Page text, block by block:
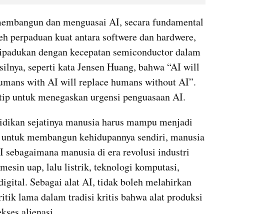
dan menguasai AI, secara fundamental
perpaduan kuat antara softwere dan hardwere,
dengan kecepatan semiconductor dalam
seperti kata Jensen Huang, bahwa “AI will
with AI will replace humans without AI”.
sejatinya manusia harus mampu menjadi
membangun kehidupannya sendiri, manusia
sebagaimana manusia di era revolusi industri
uap, lalu listrik, teknologi komputasi,
Sebagai alat AI, tidak boleh melahirkan
lama dalam tradisi kritis bahwa alat produksi